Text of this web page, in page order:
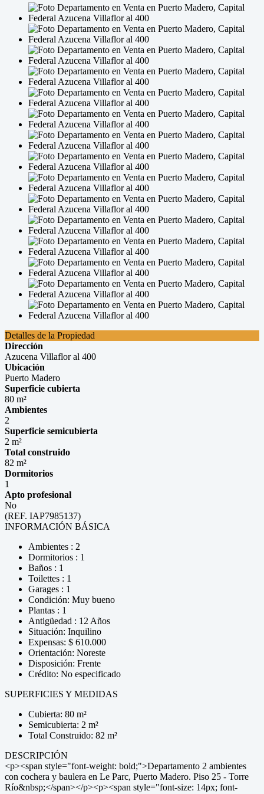
Detalles de la Propiedad
Dirección
Azucena Villaflor al 400
Ubicación
Puerto Madero
Superficie cubierta
80 m²
Ambientes
2
Superficie semicubierta
2 m²
Total construido
82 m²
Dormitorios
1
Apto profesional
No
(REF. IAP7985137)
INFORMACIÓN BÁSICA
Ambientes : 2
Dormitorios : 1
Baños : 1
Toilettes : 1
Garages : 1
Condición: Muy bueno
Plantas : 1
Antigüedad : 12 Años
Situación: Inquilino
Expensas: $ 610.000
Orientación: Noreste
Disposición: Frente
Crédito: No especificado
SUPERFICIES Y MEDIDAS
Cubierta: 80 m²
Semicubierta: 2 m²
Total Construido: 82 m²
DESCRIPCIÓN
<p><span style="font-weight: bold;">Departamento 2 ambientes
con cochera y baulera en Le Parc, Puerto Madero. Piso 25 - Torre
Río&nbsp;</span></p><p><span style="font-size: 14px; font-